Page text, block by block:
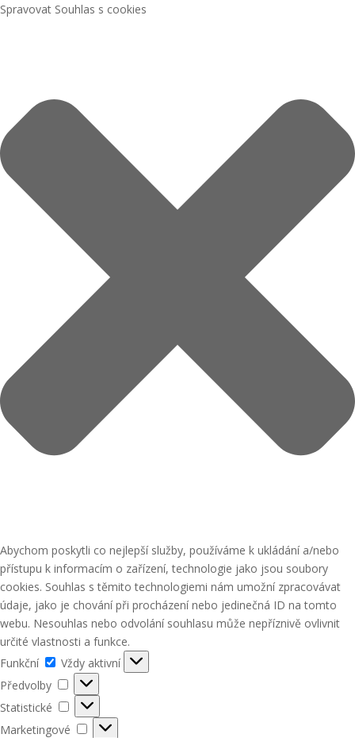
Spravovat Souhlas s cookies
Abychom poskytli co nejlepší služby, používáme k ukládání a/nebo
přístupu k informacím o zařízení, technologie jako jsou soubory
cookies. Souhlas s těmito technologiemi nám umožní zpracovávat
údaje, jako je chování při procházení nebo jedinečná ID na tomto
webu. Nesouhlas nebo odvolání souhlasu může nepříznivě ovlivnit
určité vlastnosti a funkce.
Funkční
Funkční
Vždy aktivní
Předvolby
Předvolby
Statistické
Statistické
Marketingové
Marketingové